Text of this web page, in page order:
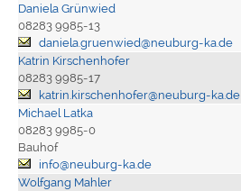
Daniela Grünwied
08283 9985-13
daniela.gruenwied@neuburg-ka.de
Katrin Kirschenhofer
08283 9985-17
katrin.kirschenhofer@neuburg-ka.de
Michael Latka
08283 9985-0
Bauhof
info@neuburg-ka.de
Wolfgang Mahler